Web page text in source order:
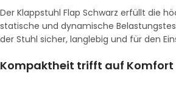
Der Klappstuhl Flap Schwarz erfüllt die
statische und dynamische
der Stuhl sicher, langlebig und für den
Kompaktheit trifft auf Komfort